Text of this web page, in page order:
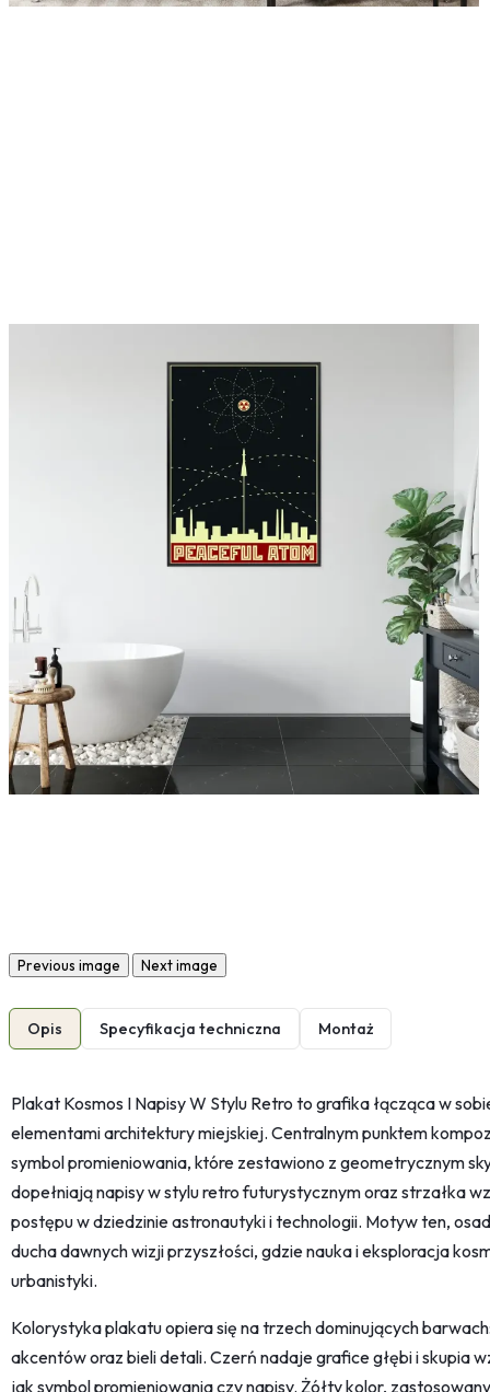
Previous image Next image
Opis Specyfikacja techniczna Montaż
Plakat Kosmos I Napisy W Stylu Retro to grafika łącząca w
elementami architektury miejskiej. Centralnym punktem
symbol promieniowania, które zestawiono z geometrycznym
dopełniają napisy w stylu retro futurystycznym oraz strzałka
postępu w dziedzinie astronautyki i technologii. Motyw ten,
ducha dawnych wizji przyszłości, gdzie nauka i eksploracja
urbanistyki.
Kolorystyka plakatu opiera się na trzech dominujących
akcentów oraz bieli detali. Czerń nadaje grafice głębi i skupia
jak symbol promieniowania czy napisy. Żółty kolor,